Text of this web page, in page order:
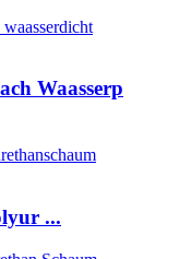
Waasserp
...